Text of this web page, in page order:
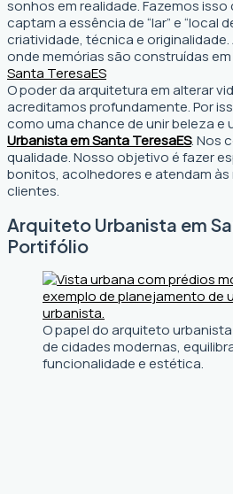
sonhos em realidade. Fazemos
captam a essência de “lar” e “local
criatividade, técnica e
onde memórias são construídas em
Santa TeresaES
O poder da arquitetura em alterar
acreditamos profundamente. Por
como uma chance de unir beleza e
Urbanista em Santa TeresaES. Nos
qualidade. Nosso objetivo é fazer
bonitos, acolhedores e atendam
clientes.
Arquiteto Urbanista em
Portifólio
O papel do arquiteto
de cidades modernas,
funcionalidade e estética.